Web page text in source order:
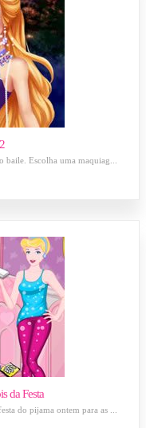
Escolha uma maquiag...
da Festa
do pijama ontem para as ...